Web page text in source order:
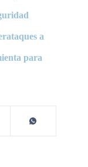
a
para